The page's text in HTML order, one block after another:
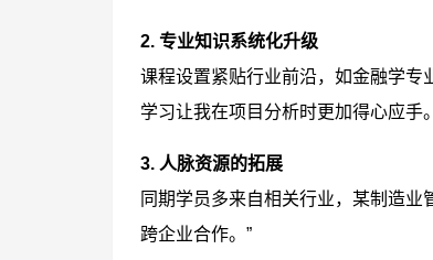
2. 专业知识系统化升级
课程设置紧贴行业前沿，如金融学专
学习让我在项目分析时更加得心应手
3. 人脉资源的拓展
同期学员多来自相关行业，某制造业
跨企业合作。”